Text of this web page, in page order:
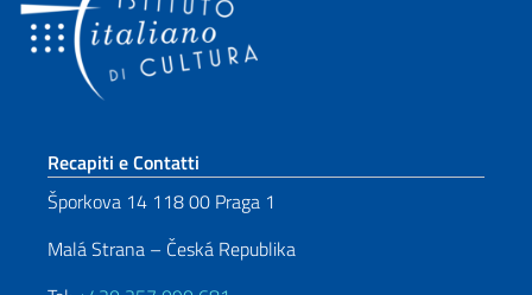
Sezione footer
Recapiti e Contatti
Šporkova 14 118 00 Praga 1
Malá Strana – Česká Republika